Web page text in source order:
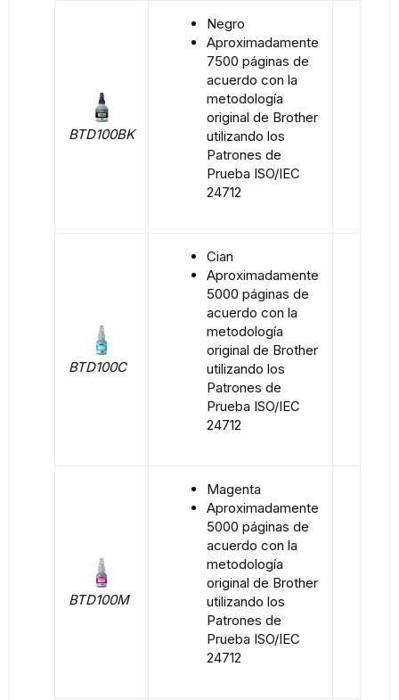
BTD100BK
Negro
Aproximadamente
7500 páginas de
acuerdo con la
metodología
original de Brother
utilizando los
Patrones de
Prueba ISO/IEC
24712
BTD100C
Cian
Aproximadamente
5000 páginas de
acuerdo con la
metodología
original de Brother
utilizando los
Patrones de
Prueba ISO/IEC
24712
BTD100M
Magenta
Aproximadamente
5000 páginas de
acuerdo con la
metodología
original de Brother
utilizando los
Patrones de
Prueba ISO/IEC
24712